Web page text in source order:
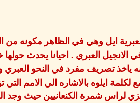
ايل وهي في الظاهر مكونه من
الانجيل العبري . احيانا يحدث
تصريف مفرد في النحو العبري
ايلوه بالاشاره الي الامم التي
لراس شمرة الكنعانيين حيث